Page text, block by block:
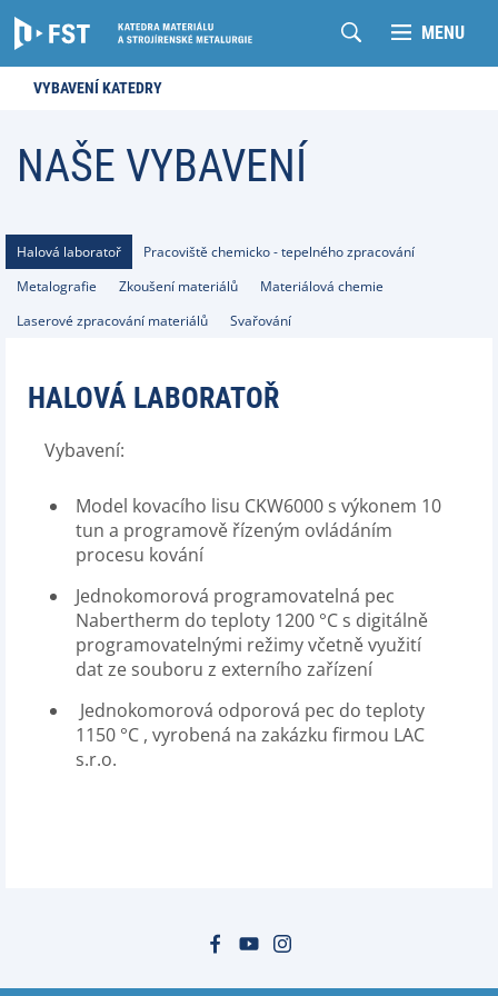
MENU
VYBAVENÍ KATEDRY
NAŠE VYBAVENÍ
Halová laboratoř
Pracoviště chemicko - tepelného zpracování
Metalografie
Zkoušení materiálů
Materiálová chemie
Laserové zpracování materiálů
Svařování
HALOVÁ LABORATOŘ
Vybavení:
Model kovacího lisu CKW6000 s výkonem 10
tun a programově řízeným ovládáním
procesu kování
Jednokomorová programovatelná pec
Nabertherm do teploty 1200 °C s digitálně
programovatelnými režimy včetně využití
dat ze souboru z externího zařízení
Jednokomorová odporová pec do teploty
1150 °C , vyrobená na zakázku firmou LAC
s.r.o.